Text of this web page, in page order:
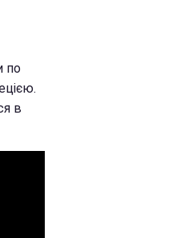
по
в